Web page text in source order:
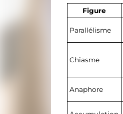
Figure
Parallélisme
Chiasme
Anaphore